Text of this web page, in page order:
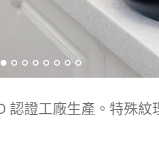
廠生產。特殊紋理